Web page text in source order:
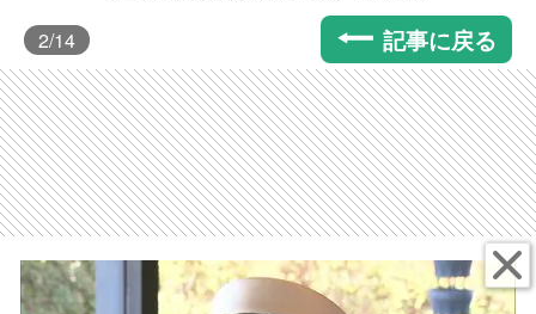
2/14 記事に戻る